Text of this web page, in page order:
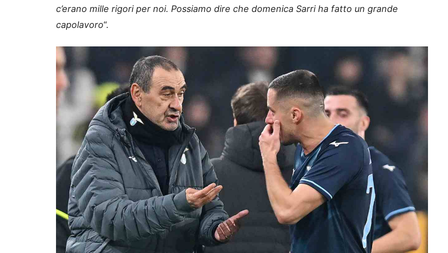
c’erano mille rigori per noi. Possiamo dire che domenica Sarri ha fatto un grande
capolavoro“.